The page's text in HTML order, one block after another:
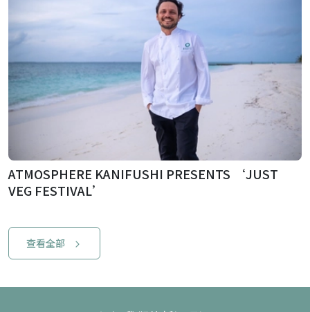
ATMOSPHERE KANIFUSHI PRESENTS ‘JUST
VEG FESTIVAL’
查看全部